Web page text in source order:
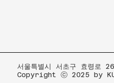
서울특별시 서초구 효령
Copyright ⓒ 2025 by